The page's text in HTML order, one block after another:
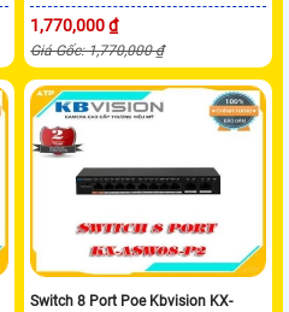
1,770,000 ₫
Giá Gốc: 1,770,000 ₫
Switch 8 Port Poe Kbvision KX-